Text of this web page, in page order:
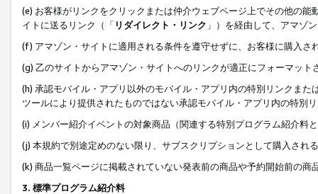
(e) お客様がリンクをクリックまたは仲介ウェブページ上でその他の
イトに送るリンク（「 リダイレクト・リンク 」）を経由して、アマゾ
(f) アマゾン・サイトに適用される条件を遵守せずに、お客様に購入さ
(g) 乙のサイトからアマゾン・サイトへのリンクが適正にフォーマッ
(h) 承認モバイル・アプリ以外のモバイル・アプリ内の特別リンクま
ツールにより提供されたものではない承認モバイル・アプリ内の特別
(i) メンバー紹介イベントの対象商品（関連する特別プログラム紹介料
(j) 本規約で別途定めのない限り、サブスクリプションとして購入され
(k) 商品一覧ページに掲載されていない発表前の商品や予約開始前の商
3. 標準プログラム紹介料